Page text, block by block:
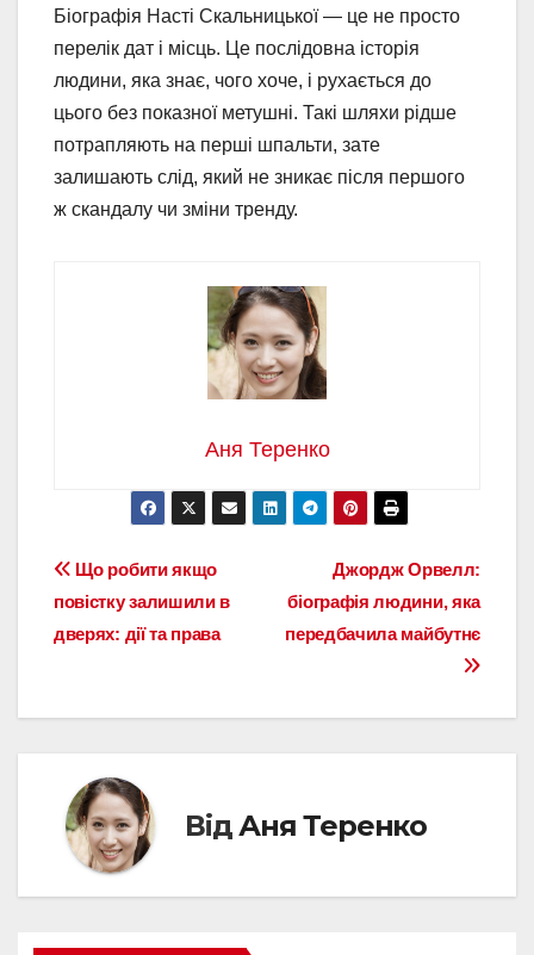
Біографія Насті Скальницької — це не просто
перелік дат і місць. Це послідовна історія
людини, яка знає, чого хоче, і рухається до
цього без показної метушні. Такі шляхи рідше
потрапляють на перші шпальти, зате
залишають слід, який не зникає після першого
ж скандалу чи зміни тренду.
Аня Теренко
Навігація
записів
Джордж Орвелл:
біографія людини, яка
передбачила майбутнє
Що робити якщо
повістку залишили в
дверях: дії та права
ВідАня Теренко